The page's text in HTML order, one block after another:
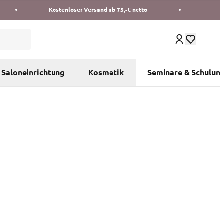
Kostenloser Versand ab 75,-€ netto
Saloneinrichtung Kosmetik Seminare &